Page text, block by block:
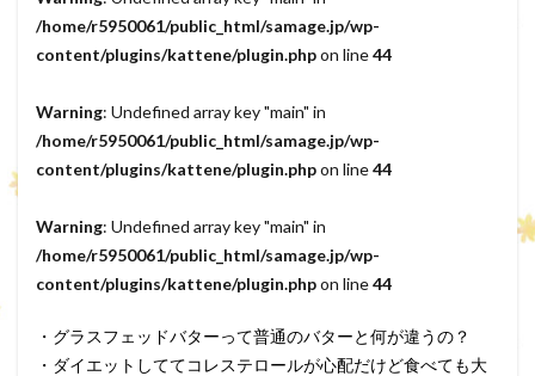
/home/r5950061/public_html/samage.jp/wp-
content/plugins/kattene/plugin.phpon line44
Warning: Undefined array key "main" in
/home/r5950061/public_html/samage.jp/wp-
content/plugins/kattene/plugin.phpon line44
Warning: Undefined array key "main" in
/home/r5950061/public_html/samage.jp/wp-
content/plugins/kattene/plugin.phpon line44
・グラスフェッドバターって普通のバターと何が違うの？
・ダイエットしててコレステロールが心配だけど食べても大